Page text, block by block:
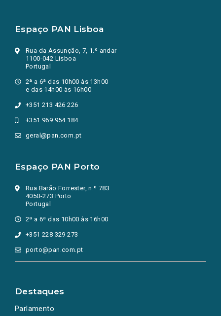
Espaço PAN Lisboa
Rua da Assunção, 7, 1.º andar
1100-042 Lisboa
Portugal
2ª a 6ª das 10h00 às 13h00
e das 14h00 às 16h00
+351 213 426 226
+351 969 954 184
geral@pan.com.pt
Espaço PAN Porto
Rua Barão Forrester, n.º 783
4050-273 Porto
Portugal
2ª a 6ª das 10h00 às 16h00
+351 228 329 273
porto@pan.com.pt
Destaques
Parlamento